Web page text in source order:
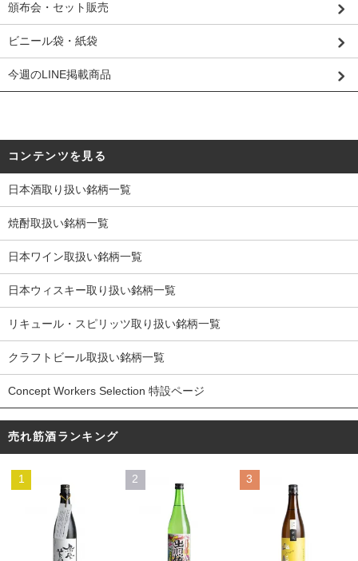
頒布会・セット販売
ビニール袋・紙袋
今週のLINE掲載商品
コンテンツを見る
日本酒取り扱い銘柄一覧
焼酎取扱い銘柄一覧
日本ワイン取扱い銘柄一覧
日本ウィスキー取り扱い銘柄一覧
リキュール・スピリッツ取り扱い銘柄一覧
クラフトビール取扱い銘柄一覧
Concept Workers Selection 特設ページ
売れ筋酒ランキング
1 2 3